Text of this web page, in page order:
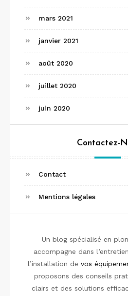
mars 2021
janvier 2021
août 2020
juillet 2020
juin 2020
Contactez-
Contact
Mentions légales
Un blog spécialisé en
accompagne dans
l’installation de vos
proposons des conseils
clairs et des solutions